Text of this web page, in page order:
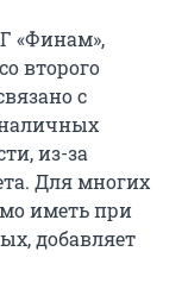
«Финам»,
второго
с
из-за
Для многих
иметь при
добавляет